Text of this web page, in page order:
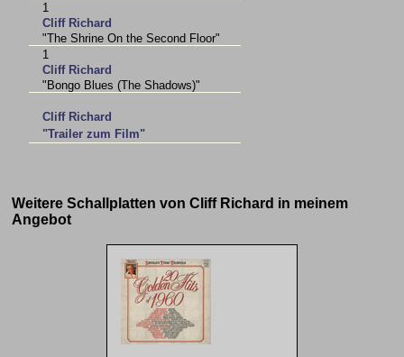
1
Cliff Richard
"The Shrine On the Second Floor"
1
Cliff Richard
"Bongo Blues (The Shadows)"
Cliff Richard
"Trailer zum Film"
Weitere Schallplatten von Cliff Richard in meinem
Angebot